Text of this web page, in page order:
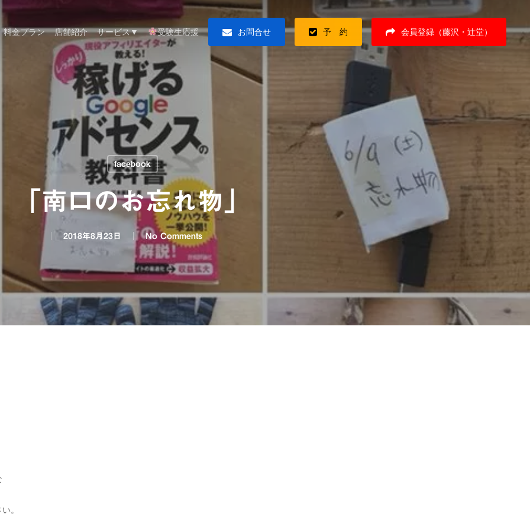
料金プラン 店舗紹介 サービス▼ 受験生応援 お問合せ 予 約 会員登録（藤沢・辻堂）
facebook
「南口のお忘れ物」
2018年8月23日 No Comments
。